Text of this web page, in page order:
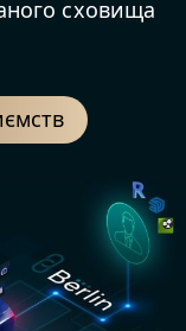
сховища